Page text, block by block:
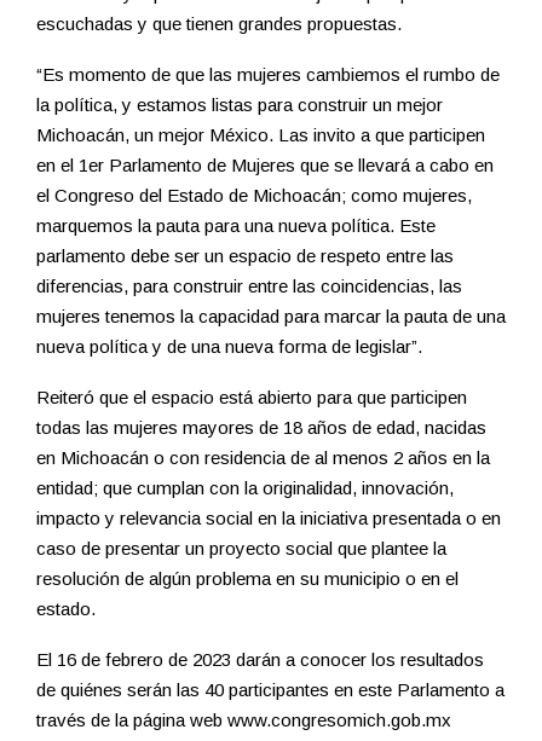
escuchadas y que tienen grandes propuestas.
“Es momento de que las mujeres cambiemos el rumbo de
la política, y estamos listas para construir un mejor
Michoacán, un mejor México. Las invito a que participen
en el 1er Parlamento de Mujeres que se llevará a cabo en
el Congreso del Estado de Michoacán; como mujeres,
marquemos la pauta para una nueva política. Este
parlamento debe ser un espacio de respeto entre las
diferencias, para construir entre las coincidencias, las
mujeres tenemos la capacidad para marcar la pauta de una
nueva política y de una nueva forma de legislar”.
Reiteró que el espacio está abierto para que participen
todas las mujeres mayores de 18 años de edad, nacidas
en Michoacán o con residencia de al menos 2 años en la
entidad; que cumplan con la originalidad, innovación,
impacto y relevancia social en la iniciativa presentada o en
caso de presentar un proyecto social que plantee la
resolución de algún problema en su municipio o en el
estado.
El 16 de febrero de 2023 darán a conocer los resultados
de quiénes serán las 40 participantes en este Parlamento a
través de la página web www.congresomich.gob.mx